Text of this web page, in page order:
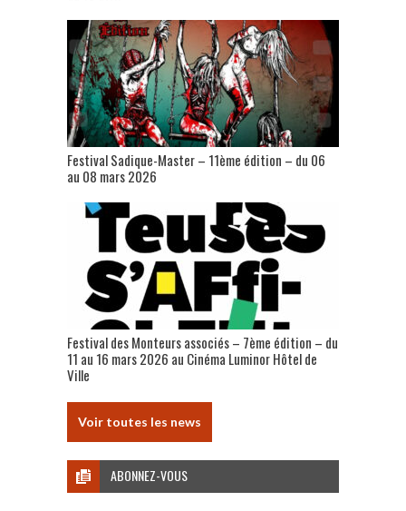
Festival Sadique-Master – 11ème édition – du 06
au 08 mars 2026
Festival des Monteurs associés – 7ème édition – du
11 au 16 mars 2026 au Cinéma Luminor Hôtel de
Ville
Voir toutes les news
ABONNEZ-VOUS